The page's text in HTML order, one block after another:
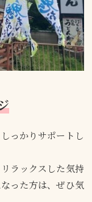
っかりサポートし
ラックスした気持
った方は、ぜひ気